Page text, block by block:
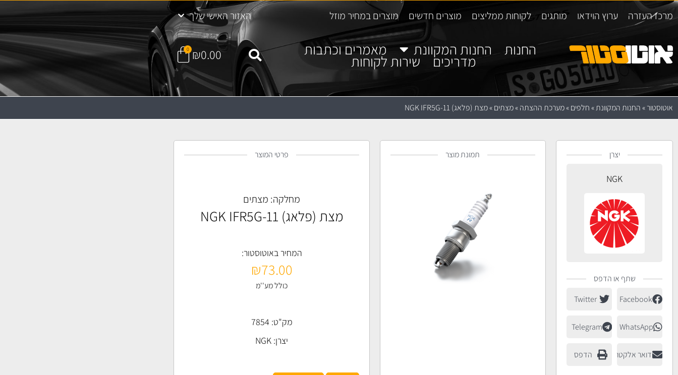
מרכז העזרה ערוץ הוידאו מותגים לקוחות ממליצים מוצרים חדשים מוצרים במחיר מוזל האזור האישי שלך
החנות החנות המקוונת מאמרים וכתבות
מדריכים שירות לקוחות ₪0.00
0
אוטוסטור»החנות המקוונת»חלפים»מערכת ההצתה»מצתים»מצת (פלאג) NGK IFR5G-11
יצרן
NGK
שתף או הדפס
Facebook
Twitter
WhatsApp
Telegram
דואר אלקטרוני הדפס
תמונת מוצר פרטי המוצר
מחלקה: מצתים
מצת (פלאג) NGK IFR5G-11
המחיר באוטוסטור:
₪73.00
כולל מע''מ
מק"ט: 7854
יצרן: NGK